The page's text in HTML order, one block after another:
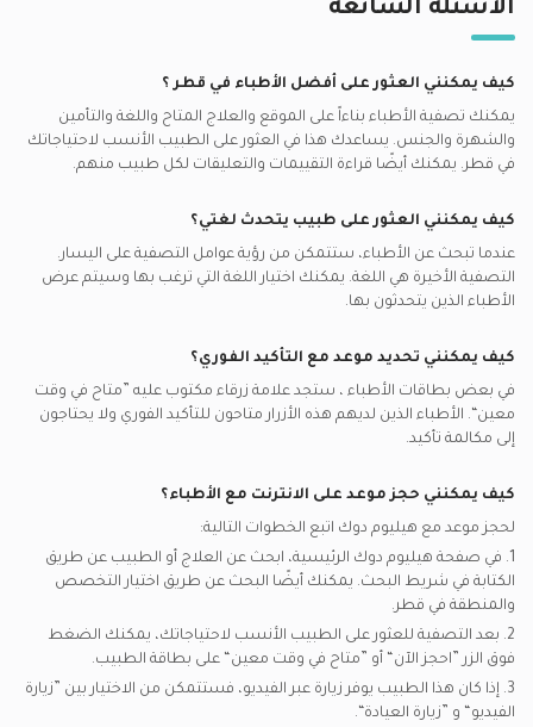
اطباء جلدية في الدوحة في المشاف
أفضل أطباء الأسنان العامين في الدوحة
أفضل جراحي تجميل في الدوحة
أفضل اطباء الأطفال في الدوحة
أفضل أطباء القلب في الدوحة
أفضل أخصائيين أمراض الصدر في الدوحة
اطباء جلدية في مركز النسيم الطبي, الريان
اطباء جلدية في مركز الدكتور وليد ابو حلاوة الطبي, السلطة الجديدة
اطباء جلدية في رويال ميديكال سنتر, الغرافة
أمراض الجلد, الدوحة
فرط تصبغ الجلد, الدوحة
أمراض الأظافر, الدوحة
ازالة الثالول, الدوحة
حساسية الجلد, الدوحة
تنظيف الوجه, الدوحة
كيو ال ام للتأمين يدعم تأمين اطباء جلدية
سيجنا يدعم تأمين اطباء جلدية
سايكو يدعم تأمين اطباء جلدية
غلوب مد قطر يدعم تأمين اطباء جلدية
سيب يدعم تأمين اطباء جلدية
غلوب مد يدعم تأمين اطباء جلدية
ناس يدعم تأمين اطباء جلدية
أتنا يدعم تأمين اطباء جلدية
نيورون يدعم تأمين اطباء جلدية
بوبا يدعم تأمين اطباء جلدية
مكالمات الفيديو مع اطباء انف واذن وحنجرة
مكالمات الفيديو مع أطباء ممارسون عامون
مكالمات الفيديو مع اطباء نفسيين
مكالمات الفيديو مع جراحيي
مكالمات الفيديو مع اطباء باطنية
الأسئلة الشائعة
كيف يمكنني العثور على أفضل الأطباء في قطر ؟
يمكنك تصفية الأطباء بناءاً على الموقع والعلاج المتاح واللغة والتأمين
والشهرة والجنس. يساعدك هذا في العثور على الطبيب الأنسب لاحتياجاتك
في قطر. يمكنك أيضًا قراءة التقييمات والتعليقات لكل طبيب منهم.
كيف يمكنني العثور على طبيب يتحدث لغتي؟
عندما تبحث عن الأطباء، ستتمكن من رؤية عوامل التصفية على اليسار.
التصفية الأخيرة هي اللغة. يمكنك اختيار اللغة التي ترغب بها وسيتم عرض
الأطباء الذين يتحدثون بها.
كيف يمكنني تحديد موعد مع التأكيد الفوري؟
في بعض بطاقات الأطباء ، ستجد علامة زرقاء مكتوب عليه ”متاح في وقت
معين“. الأطباء الذين لديهم هذه الأزرار متاحون للتأكيد الفوري ولا يحتاجون
إلى مكالمة تأكيد.
كيف يمكنني حجز موعد على الانترنت مع الأطباء؟
لحجز موعد مع هيليوم دوك اتبع الخطوات التالية:
1. في صفحة هيليوم دوك الرئيسية، ابحث عن العلاج أو الطبيب عن طريق
الكتابة في شريط البحث. يمكنك أيضًا البحث عن طريق اختيار التخصص
والمنطقة في قطر.
2. بعد التصفية للعثور على الطبيب الأنسب لاحتياجاتك، يمكنك الضغط
فوق الزر ”احجز الآن“ أو ”متاح في وقت معين“ على بطاقة الطبيب.
3. إذا كان هذا الطبيب يوفر زيارة عبر الفيديو، فستتمكن من الاختيار بين ”زيارة
الفيديو“ و ”زيارة العيادة“.